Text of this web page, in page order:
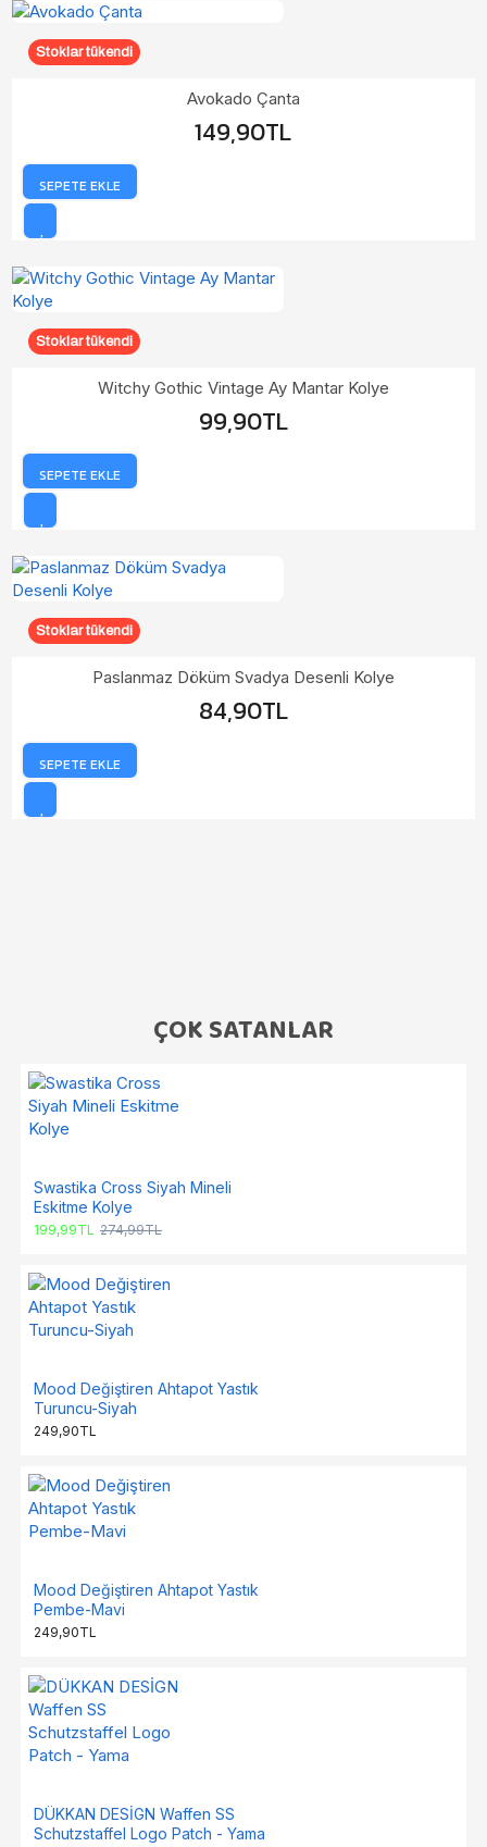
Stoklar tükendi
Avokado Çanta
149,90TL
SEPETE EKLE
Stoklar tükendi
Witchy Gothic Vintage Ay Mantar Kolye
99,90TL
SEPETE EKLE
Stoklar tükendi
Paslanmaz Döküm Svadya Desenli Kolye
84,90TL
SEPETE EKLE
ÇOK SATANLAR
Swastika Cross Siyah Mineli
Eskitme Kolye
199,99TL 274,99TL
Mood Değiştiren Ahtapot Yastık
Turuncu-Siyah
249,90TL
Mood Değiştiren Ahtapot Yastık
Pembe-Mavi
249,90TL
DÜKKAN DESİGN Waffen SS
Schutzstaffel Logo Patch - Yama